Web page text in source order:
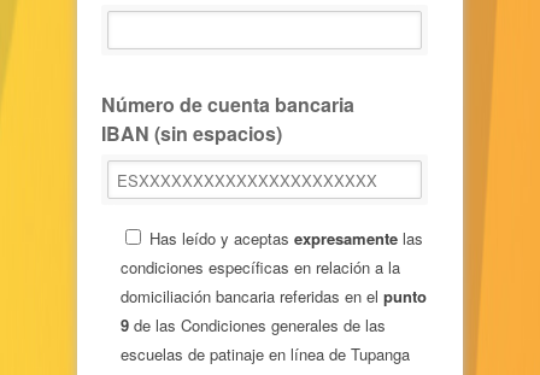
Número de cuenta bancaria
IBAN (sin espacios)
Has leído y aceptas expresamente las
condiciones específicas en relación a la
domiciliación bancaria referidas en el punto
9 de las Condiciones generales de las
escuelas de patinaje en línea de Tupanga